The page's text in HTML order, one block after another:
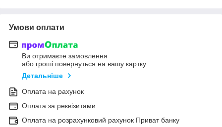
Умови оплати
Ви отримаєте замовлення
або гроші повернуться на вашу картку
Детальніше
Оплата на рахунок
Оплата за реквізитами
Оплата на розрахунковий рахунок Приват банку